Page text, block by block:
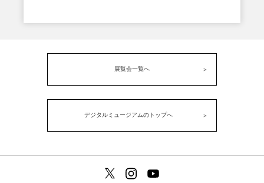
展覧会一覧へ
デジタルミュージアムのトップへ